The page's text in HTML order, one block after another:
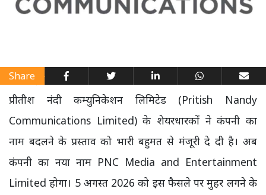
Share
प्रीतीश नंदी कम्युनिकेशन लिमिटेड (Pritish Nandy
Communications Limited) के शेयरधारकों ने कंपनी का
नाम बदलने के प्रस्ताव को भारी बहुमत से मंजूरी दे दी है। अब
कंपनी का नया नाम PNC Media and Entertainment
Limited होगा। 5 अगस्त 2026 को इस फैसले पर मुहर लगने के